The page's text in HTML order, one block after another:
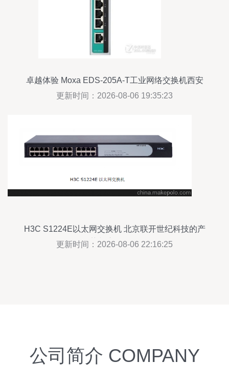
卓越体验 Moxa EDS-205A-T工业网络交换机西安
特惠活动
更新时间：2026-08-06 19:35:23
H3C S1224E以太网交换机 北京联开世纪科技的产
品优势与应用场景分析
更新时间：2026-08-06 22:16:25
公司简介 COMPANY